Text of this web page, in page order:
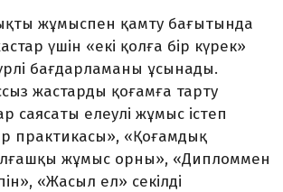
жұмыспен қамту бағытында
үшін «екі қолға бір күрек»
бағдарламаны ұсынады.
жас­тарды қоғамға тарту
саясаты елеулі жұмыс істеп
практикасы», «Қоғамдық
жұмыс орны», «Дип­ломмен
«Жасыл ел» секілді